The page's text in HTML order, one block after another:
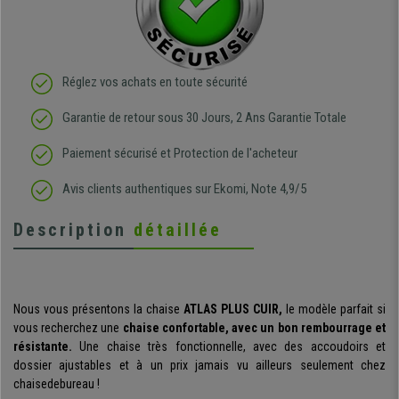
Réglez vos achats en toute sécurité
Garantie de retour sous 30 Jours, 2 Ans Garantie Totale
Paiement sécurisé et Protection de l'acheteur
Avis clients authentiques sur Ekomi, Note 4,9/5
Description détaillée
Nous vous présentons la chaise ATLAS PLUS CUIR, le modèle parfait si
vous recherchez une chaise confortable, avec un bon rembourrage et
résistante. Une chaise très fonctionnelle, avec des accoudoirs et
dossier ajustables et à un prix jamais vu ailleurs seulement chez
chaisedebureau !